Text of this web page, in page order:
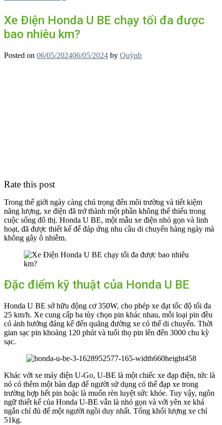
Xe Điện Honda U BE chạy tối đa được
bao nhiêu km?
Posted on 06/05/202406/05/2024 by Quỳnh
Rate this post
Trong thế giới ngày càng chú trọng đến môi trường và tiết kiệm
năng lượng, xe điện đã trở thành một phần không thể thiếu trong
cuộc sống đô thị. Honda U BE, một mẫu xe điện nhỏ gọn và linh
hoạt, đã được thiết kế để đáp ứng nhu cầu di chuyển hàng ngày mà
không gây ô nhiễm.
Đặc điểm kỹ thuật của Honda U BE
Honda U BE sở hữu động cơ 350W, cho phép xe đạt tốc độ tối đa
25 km/h. Xe cung cấp ba tùy chọn pin khác nhau, mỗi loại pin đều
có ảnh hưởng đáng kể đến quãng đường xe có thể di chuyển. Thời
gian sạc pin khoảng 120 phút và tuổi thọ pin lên đến 3000 chu kỳ
sạc.
Khác với xe máy điện U-Go, U-BE là một chiếc xe đạp điện, tức là
nó có thêm một bàn đạp để người sử dụng có thể đạp xe trong
trường hợp hết pin hoặc là muốn rèn luyệt sức khỏe. Tuy vậy, ngôn
ngữ thiết kế của Honda U-BE vẫn là nhỏ gọn và với yên xe khá
ngắn chỉ đủ để một người ngồi duy nhất. Tổng khối lượng xe chỉ
51kg.